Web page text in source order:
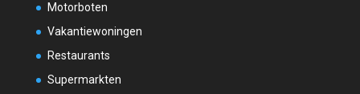
Motorboten
Vakantiewoningen
Restaurants
Supermarkten